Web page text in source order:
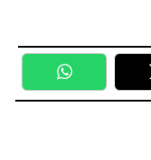
WhatsApp